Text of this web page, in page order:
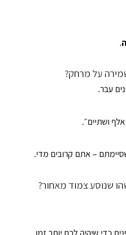
.
על מרחק?
עבר.
ושתיים״.
– אתם קרובים מדי.
שנוסע צמוד מאחור?